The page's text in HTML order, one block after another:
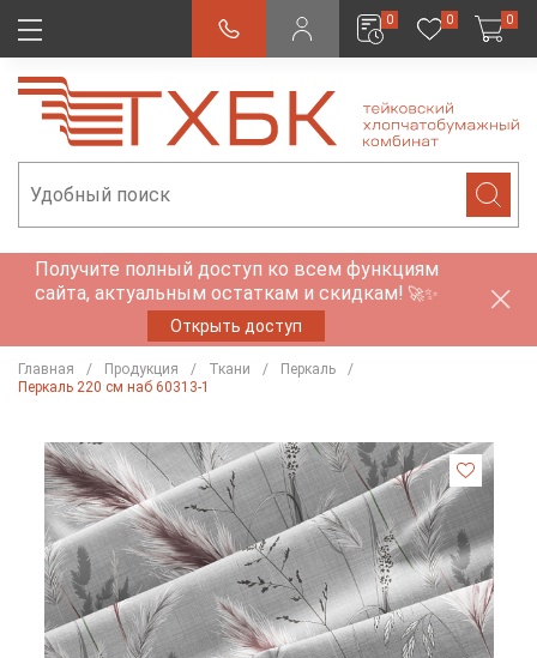
0 0 0
Получите полный доступ ко всем функциям
сайта, актуальным остаткам и скидкам! 🚀✨
Открыть доступ
Главная Продукция Ткани
Перкаль
Перкаль 220 см наб 60313-1